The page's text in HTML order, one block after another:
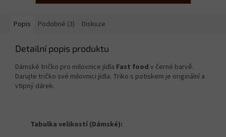
Popis Podobné (3) Diskuze
Detailní popis produktu
Dámské tričko pro milovnice jídla Fast food v černé barvě.
Darujte tričko své milovnici jídla. Triko s potiskem je originální a
vtipný dárek.
Tabulka velikostí (Dámské):